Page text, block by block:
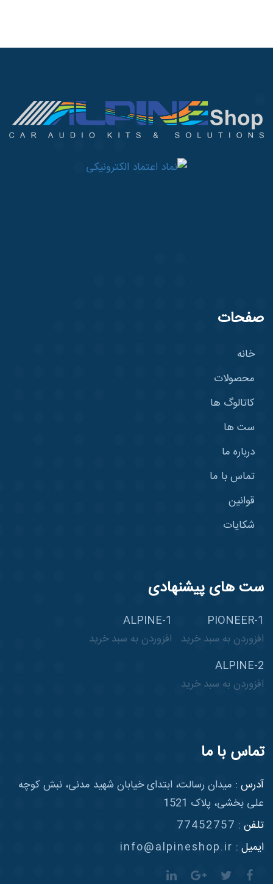
صفحات
خانه
محصولات
کاتالوگ ها
ست ها
درباره ما
تماس با ما
قوانین
شکایات
ست های پیشنهادی
PIONEER-1
افزوردن به سبد خرید
ALPINE-1
افزوردن به سبد خرید
ALPINE-2
افزوردن به سبد خرید
تماس با ما
آدرس : میدان رسالت، ابتدای خیابان شهید مدنی، نبش کوچه
علی بخشی، پلاک 1521
تلفن : 77452757
ایمیل : info@alpineshop.ir